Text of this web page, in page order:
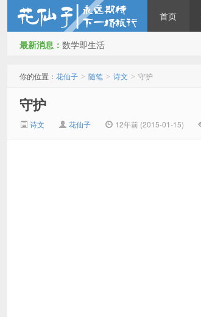
首页
最新消息： 数学即生活
你的位置： 花仙子 > 随笔 > 诗文 > 守护
守护
诗文 花仙子 12年前 (2015-01-15)